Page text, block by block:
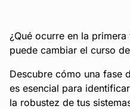
¿Qué ocurre en la
puede cambiar el curso
Descubre cómo una fase
es esencial para
la robustez de tus